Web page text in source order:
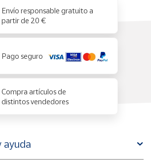
Envío responsable gratuito a
partir de 20 €
Pago seguro
Compra artículos de
distintos vendedores
ayuda